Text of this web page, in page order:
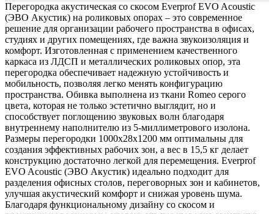
Перегородка акустическая со скосом Everprof EVO Acoustic
(ЭВО Акустик) на роликовых опорах – это современное
решение для организации рабочего пространства в офисах,
студиях и других помещениях, где важна звукоизоляция и
комфорт. Изготовленная с применением качественного
каркаса из ЛДСП и металлических роликовых опор, эта
перегородка обеспечивает надежную устойчивость и
мобильность, позволяя легко менять конфигурацию
пространства. Обивка выполнена из ткани Romeo серого
цвета, которая не только эстетично выглядит, но и
способствует поглощению звуковых волн благодаря
внутреннему наполнителю из 5-миллиметрового изолона.
Размеры перегородки 1000х28х1200 мм оптимальны для
создания эффективных рабочих зон, а вес в 15,5 кг делает
конструкцию достаточно легкой для перемещения. Everprof
EVO Acoustic (ЭВО Акустик) идеально подходит для
разделения офисных столов, переговорных зон и кабинетов,
улучшая акустический комфорт и снижая уровень шума.
Благодаря функциональному дизайну со скосом и